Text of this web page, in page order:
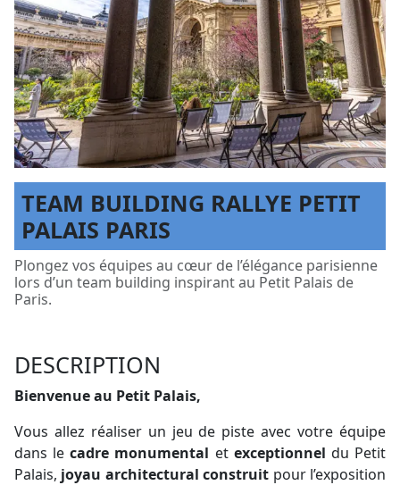
TEAM BUILDING RALLYE PETIT
PALAIS PARIS
Plongez vos équipes au cœur de l’élégance parisienne
lors d’un team building inspirant au Petit Palais de
Paris.
DESCRIPTION
Bienvenue au Petit Palais,
Vous allez réaliser un jeu de piste avec votre équipe
dans lecadre monumental et exceptionnel du Petit
Palais, joyau architectural construit pour l’exposition